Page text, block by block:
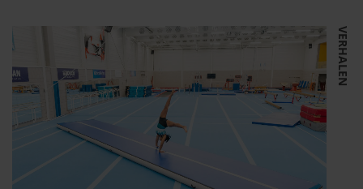
VERHALEN